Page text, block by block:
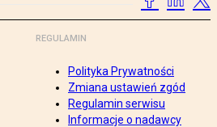
REGULAMIN
Polityka Prywatności
Zmiana ustawień zgód
Regulamin serwisu
Informacje o nadawcy